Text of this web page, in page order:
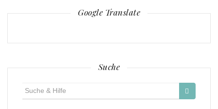
Google Translate
Suche